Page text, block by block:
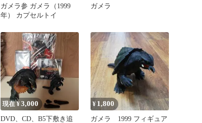
ガメラ参 ガメラ（1999
年） カプセルトイ
ガメラ
現在 ¥3,000
DVD、CD、B5下敷き追
¥ 1,800
ガメラ 1999 フィギュア